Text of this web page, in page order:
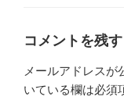
コメントを残す
メールアドレスが
いている欄は必須